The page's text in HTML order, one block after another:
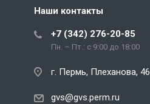
Наши контакты
+7 (342) 276-20-85
Пн. – Пт.: с 9:00 до 18:00
г. Пермь, Плеханова, 46
gvs@gvs.perm.ru